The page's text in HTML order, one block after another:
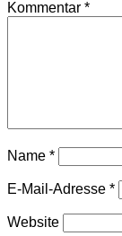
Kommentar *
Name *
E-Mail-Adresse *
Website